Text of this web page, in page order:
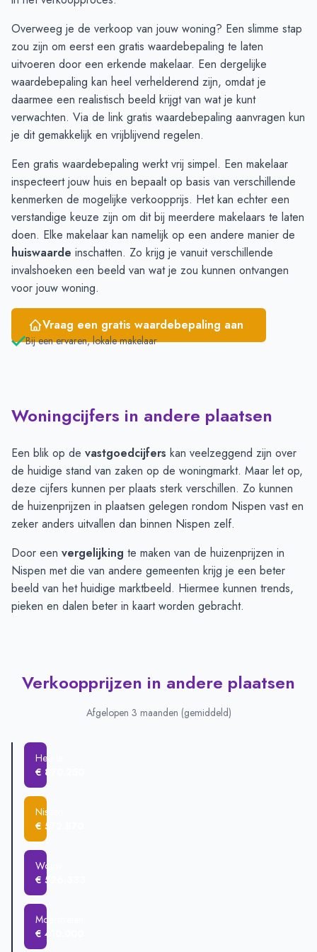
Februari
€ 559.375 € 742.000
Maart
€ 480.125 € 653.972
April
€ 496.000 € 629.766
Mei
€ 449.400 € 609.958
Juni
€ 539.083 -
Overweeg je de verkoop van jouw woning? Een slimme stap
zou zijn om eerst een gratis waardebepaling te laten
uitvoeren door een erkende makelaar. Een dergelijke
waardebepaling kan heel verhelderend zijn, omdat je
daarmee een realistisch beeld krijgt van wat je kunt
verwachten. Via de link gratis waardebepaling aanvragen kun
je dit gemakkelijk en vrijblijvend regelen.
Een gratis waardebepaling werkt vrij simpel. Een makelaar
inspecteert jouw huis en bepaalt op basis van verschillende
kenmerken de mogelijke verkoopprijs. Het kan echter een
verstandige keuze zijn om dit bij meerdere makelaars te laten
doen. Elke makelaar kan namelijk op een andere manier de
huiswaarde inschatten. Zo krijg je vanuit verschillende
invalshoeken een beeld van wat je zou kunnen ontvangen
voor jouw woning.
Vraag een gratis waardebepaling aan
Bij een ervaren, lokale makelaar
Woningcijfers in andere plaatsen
Een blik op de vastgoedcijfers kan veelzeggend zijn over
de huidige stand van zaken op de woningmarkt. Maar let op,
deze cijfers kunnen per plaats sterk verschillen. Zo kunnen
de huizenprijzen in plaatsen gelegen rondom Nispen vast en
zeker anders uitvallen dan binnen Nispen zelf.
Door een vergelijking te maken van de huizenprijzen in
Nispen met die van andere gemeenten krijg je een beter
beeld van het huidige marktbeeld. Hiermee kunnen trends,
pieken en dalen beter in kaart worden gebracht.
Verkoopprijzen in andere plaatsen
Afgelopen 3 maanden (gemiddeld)
Heerle
€ 870.250
Nispen
€ 572.870
Wouw
€ 526.333
Moerstraten
€ 410.000